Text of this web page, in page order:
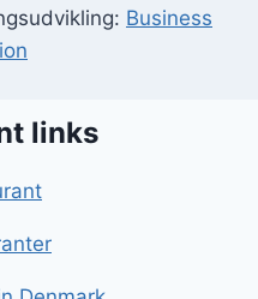
Business
links